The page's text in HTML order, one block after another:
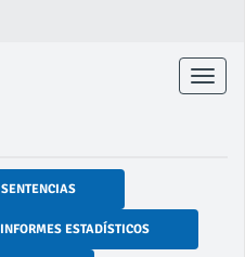
Toggle
SENTENCIAS
INFORMES ESTADÍSTICOS